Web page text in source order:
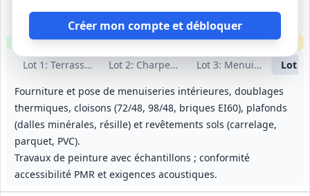
Créer mon compte et débloquer
Lot 1 : Terrassements et gros‑œuvre
Lot 2: Charpente, couverture et bardage
Lot 3: MenuiseriesLot
Fourniture et pose de menuiseries intérieures, doublages
thermiques, cloisons (72/48, 98/48, briques EI60), plafonds
(dalles minérales, résille) et revêtements sols (carrelage,
parquet, PVC).
Travaux de peinture avec échantillons ; conformité
accessibilité PMR et exigences acoustiques.
Octobre 2026 → janvier 2028 (phases 1 et 2)
Clause environnementale Clause sociale Échantillonsrequis